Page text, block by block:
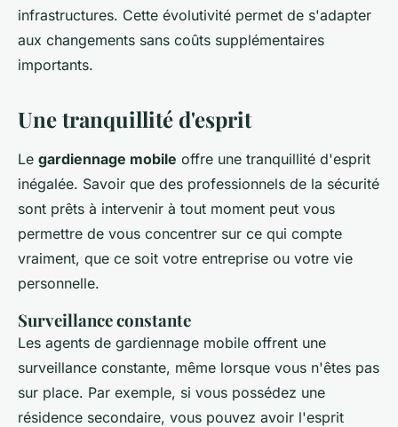
infrastructures. Cette évolutivité permet de s'adapter
aux changements sans coûts supplémentaires
importants.
Une tranquillité d'esprit
Le gardiennage mobile offre une tranquillité d'esprit
inégalée. Savoir que des professionnels de la sécurité
sont prêts à intervenir à tout moment peut vous
permettre de vous concentrer sur ce qui compte
vraiment, que ce soit votre entreprise ou votre vie
personnelle.
Surveillance constante
Les agents de gardiennage mobile offrent une
surveillance constante, même lorsque vous n'êtes pas
sur place. Par exemple, si vous possédez une
résidence secondaire, vous pouvez avoir l'esprit